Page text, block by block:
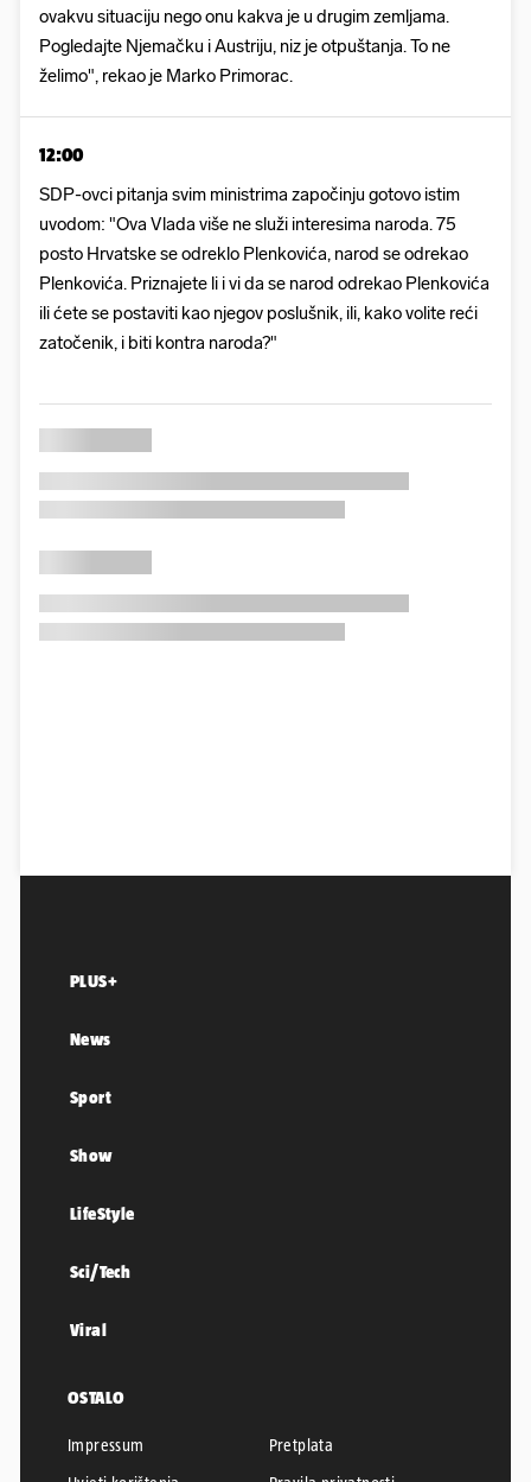
ovakvu situaciju nego onu kakva je u drugim zemljama.
Pogledajte Njemačku i Austriju, niz je otpuštanja. To ne
želimo", rekao je Marko Primorac.
12:00
SDP-ovci pitanja svim ministrima započinju gotovo istim
uvodom: "Ova Vlada više ne služi interesima naroda. 75
posto Hrvatske se odreklo Plenkovića, narod se odrekao
Plenkovića. Priznajete li i vi da se narod odrekao Plenkovića
ili ćete se postaviti kao njegov poslušnik, ili, kako volite reći
zatočenik, i biti kontra naroda?"
PLUS+
News
Sport
Show
LifeStyle
Sci/Tech
Viral
OSTALO
Impressum
Pretplata